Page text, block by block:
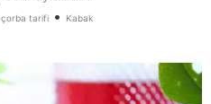
çorba tarifi • Kabak